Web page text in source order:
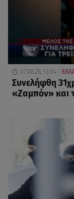
07.08.26, 13:04
Συνελήφθη
«Ζαμπόν» και